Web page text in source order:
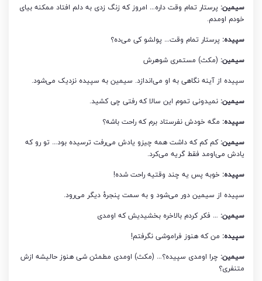
سیمین: پرستار تمام وقت داره… امروز که زنگ زدی به دلم افتاد ممکنه بیای
خودم اومدم.
سپیده: پرستار تمام وقت… پولشو کی می‌ده؟
سیمین: (مکث) مستمری شوهرش
سپیده از آینه نگاهی به او می‌اندازد. سیمین به سپیده نزدیک می‌شود.
سیمین: نمیدونی تموم این سالا که رفتی چی کشید.
سپیده: مگه خودش نفرستاد برم که راحت باشه؟
سیمین:کم کم که داشت همه چیزو یادش می‌رفت ترسیده بود… تو رو که
یادش می‌اومد فقط گریه می‌کرد.
سپیده: خوبه پس یه چند وقتیه راحت شده!
سپیده از سیمین دور می‌شود و به سمت پنجرۀ دیگر می‌رود.
سیمین: … فکر کردم بالاخره بخشیدیش که اومدی
سپیده: من که هنوز فراموشی نگرفتم!
سیمین: چرا اومدی سپیده؟… (مکث) اومدی مطمئن شی هنوز حالیشه ازش
متنفری؟